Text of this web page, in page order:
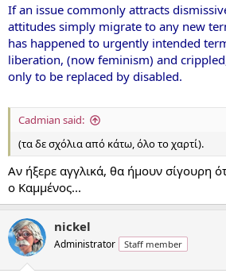
If an issue commonly attracts
attitudes simply migrate to any new
has happened to urgently intended
liberation, (now feminism) and
only to be replaced by disabled.
Cadmian said:
(τα δε σχόλια από κάτω, όλο το χαρτί).
Αν ήξερε αγγλικά, θα ήμουν σίγουρη
ο Καμμένος...
nickel
Administrator Staff member